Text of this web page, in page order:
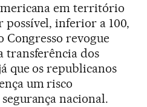
em território
possível, inferior a 100,
Congresso revogue
transferência dos
que os republicanos
um risco
nacional.